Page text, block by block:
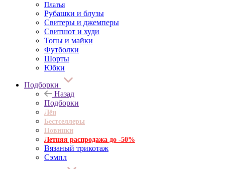
Платья
Рубашки и блузы
Свитеры и джемперы
Свитшот и худи
Топы и майки
Футболки
Шорты
Юбки
Подборки
Назад
Подборки
Лён
Бестселлеры
Новинки
Летняя распродажа до -50%
Вязаный трикотаж
Сэмпл